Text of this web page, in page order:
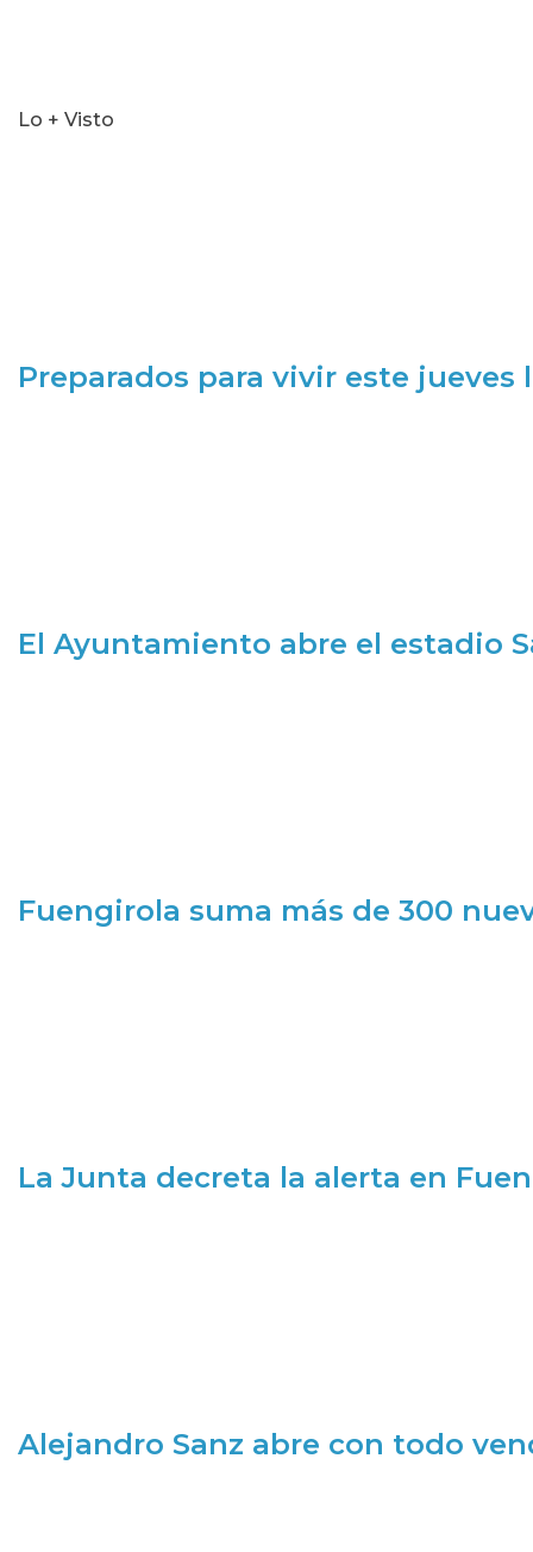
Lo + Visto
Preparados para vivir este jueves
El Ayuntamiento abre el estadio
Fuengirola suma más de 300
La Junta decreta la alerta en
Alejandro Sanz abre con todo